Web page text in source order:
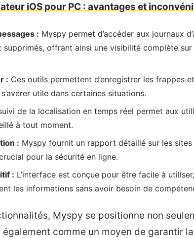
iOS pour PC : avantages et
: Myspy permet d’accéder aux journaux
offrant ainsi une visibilité complète
: Ces outils permettent d’enregistrer les frappes
utile dans certaines situations.
de la localisation en temps réel permet aux
à tout moment.
: Myspy fournit un rapport détaillé sur les
pour la sécurité en ligne.
: L’interface est conçue pour être facile à
les informations sans avoir besoin de
Myspy se positionne non
comme un moyen de garantir